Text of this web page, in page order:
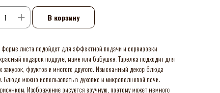
В корзину
листа подойдет для эффектной подачи и сервировки
подарок подруге, маме или бабушке. Тарелка подходит для
фруктов и многого другого. Изысканный декор блюда
можно использовать в духовке и микроволновой печи.
Изображение рисуется вручную, поэтому может немного